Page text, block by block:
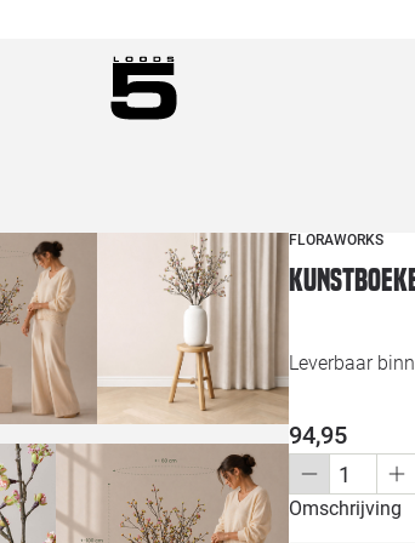
FLORAWORKS
Leverbaar
94,95
Omschrijving